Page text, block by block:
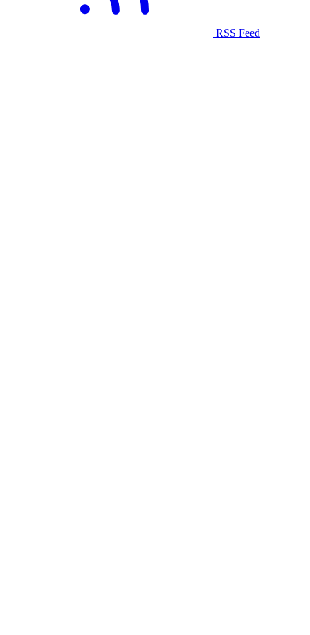
RSS Feed